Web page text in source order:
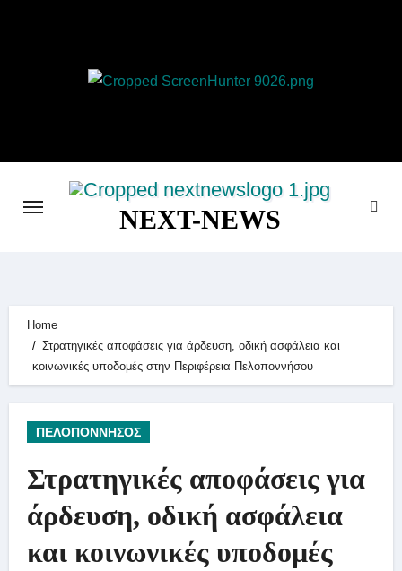
NEXT-NEWS
Home
Στρατηγικές αποφάσεις για άρδευση, οδική ασφάλεια και
κοινωνικές υποδομές στην Περιφέρεια Πελοποννήσου
ΠΕΛΟΠΟΝΝΗΣΟΣ
Στρατηγικές αποφάσεις για
άρδευση, οδική ασφάλεια
και κοινωνικές υποδομές